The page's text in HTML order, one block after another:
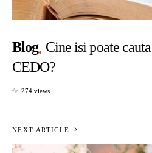
Blog Cine isi poate
CEDO?
274 views
NEXT ARTICLE